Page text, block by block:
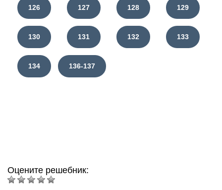
126 127 128 129
130 131 132 133
134 136-137
Оцените решебник: